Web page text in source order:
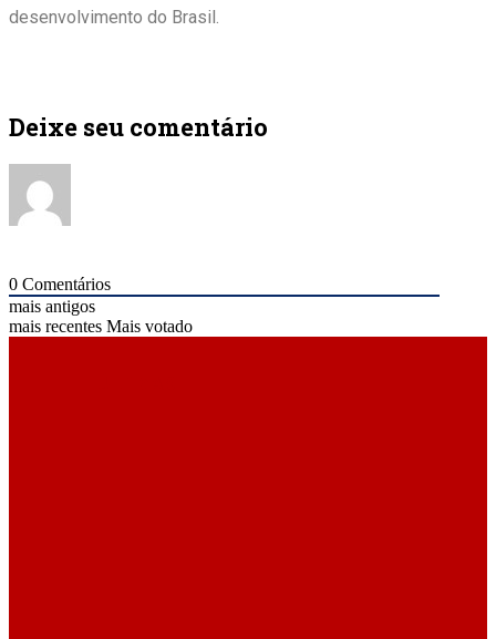
desenvolvimento do Brasil.
Deixe seu comentário
0 Comentários
mais antigos
mais recentes Mais votado